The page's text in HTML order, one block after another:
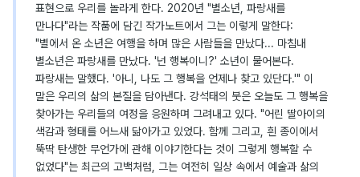
표현으로 우리를 놀라게 한다. 2020년 "별소년, 파랑새를
만나다"라는 작품에 담긴 작가노트에서 그는 이렇게 말한다:
"별에서 온 소년은 여행을 하며 많은 사람들을 만났다... 마침내
별소년은 파랑새를 만났다. '넌 행복이니?' 소년이 물어본다.
파랑새는 말했다. '아니, 나도 그 행복을 언제나 찾고 있단다.'" 이
말은 우리의 삶의 본질을 담아낸다. 강석태의 붓은 오늘도 그 행복을
찾아가는 우리들의 여정을 응원하며 그려내고 있다. "어린 딸아이의
색감과 형태를 어느새 닮아가고 있었다. 함께 그리고, 흰 종이에서
뚝딱 탄생한 무언가에 관해 이야기한다는 것이 그렇게 행복할 수
없었다"는 최근의 고백처럼, 그는 여전히 일상 속에서 예술과 삶의